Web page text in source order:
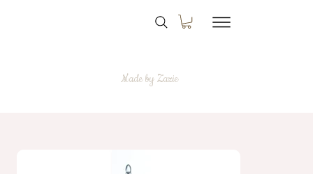
Made by Zazie